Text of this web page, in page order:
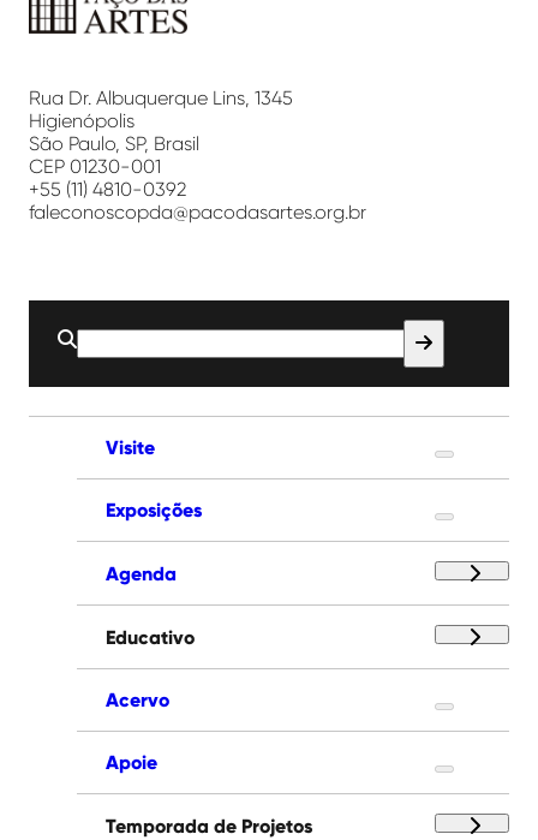
Artes
Rua Dr. Albuquerque Lins, 1345
Higienópolis
São Paulo, SP, Brasil
CEP 01230-001
+55 (11) 4810-0392
faleconoscopda@pacodasartes.org.br
Buscar
por:
Visite
Exposições
Agenda
Educativo
Acervo
Apoie
Temporada de Projetos